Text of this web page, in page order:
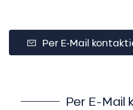
Per E-Mail
Per E-Mail